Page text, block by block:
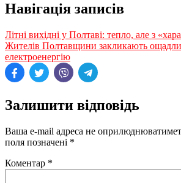
Навігація записів
Літні вихідні у Полтаві: тепло, але з
Жителів Полтавщини закликають
електроенергію
Залишити відповідь
Ваша e-mail адреса не
поля позначені *
Коментар *